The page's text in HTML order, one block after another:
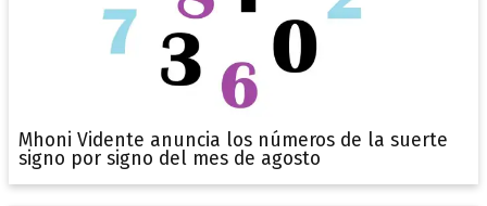
Mhoni Vidente anuncia los números de la suerte
signo por signo del mes de agosto